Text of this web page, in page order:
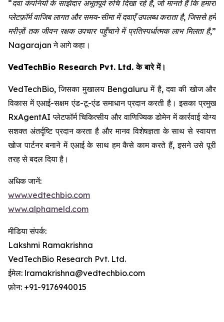
“दवा कंपनियों के साझेदार अभूतपूर्व रुचि दिखा रहे हैं, जो मानते हैं कि हमारा
प्लेटफ़ॉर्म वाजिब लागत और समय-सीमा में दवाएँ उपलब्ध कराता है, जिससे हमें
मरीज़ों तक जीवन रक्षक उपचार पहुँचाने में प्रतिस्पर्धात्मक लाभ मिलता है,”
Nagarajan ने आगे कहा।
VedTechBio Research Pvt. Ltd. के बारे में।
VedTechBio, जिसका मुखालय Bengaluru में है, दवा की खोज और
विकास में एआई-सक्षम एंड-टू-एंड समाधान प्रदान करती है। इसका प्रमुख
RxAgentAI प्लेटफॉर्म चिकित्सीय और वाणिज्यिक डोमेन में कार्रवाई योग्य
सशक्त अंतर्दृष्टि प्रदान करता है और मानव विशेषज्ञता के साथ से स्वायत्त
खोज पार्टनर बनाने में एआई के साथ हम कैसे काम करते हैं, इसने उसे पूरी
तरह से बदल दिया है।
अधिक जानें:
www.vedtechbio.com
www.alphameld.com
मीडिया संपर्क:
Lakshmi Ramakrishna
VedTechBio Research Pvt. Ltd.
ईमेल: lramakrishna@vedtechbio.com
फ़ोन: +91-9176940015